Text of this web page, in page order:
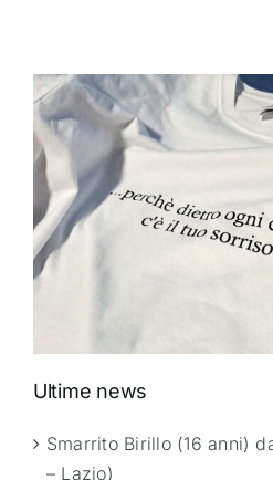
Ultime news
Smarrito Birillo (16 anni)
– Lazio)